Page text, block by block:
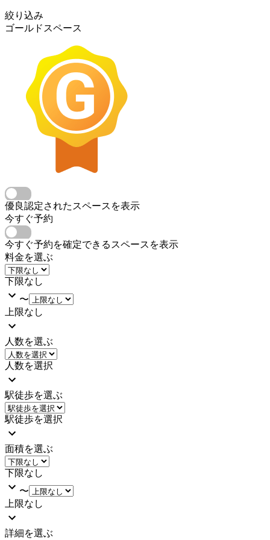
絞り込み
ゴールドスペース
優良認定されたスペースを表示
今すぐ予約
今すぐ予約を確定できるスペースを表示
料金を選ぶ
下限なし
〜
上限なし
人数を選ぶ
人数を選択
駅徒歩を選ぶ
駅徒歩を選択
面積を選ぶ
下限なし
〜
上限なし
詳細を選ぶ